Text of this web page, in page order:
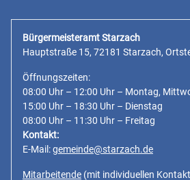
Bürgermeisteramt Starzach
Hauptstraße 15, 72181 Starzach,
Öffnungszeiten:
08:00 Uhr – 12:00 Uhr – Montag,
15:00 Uhr – 18:30 Uhr – Dienstag
08:00 Uhr – 11:30 Uhr – Freitag
Kontakt:
E-Mail:gemeinde@starzach.de
Mitarbeitende (mit individuellen